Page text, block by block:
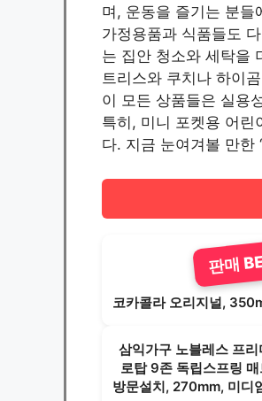
며, 운동을 즐기는 분들
가정용품과 식품들도
는 집안 청소와 세탁을
트리스와 쿠치나 하이
이 모든 상품들은 실용
특히, 미니 포켓용 어린
다. 지금 눈여겨볼 만한
판매
코카콜라 오리지널,
삼익가구 노블레스 프리
로탑 9존 독립스프링
방문설치, 270mm, 미디